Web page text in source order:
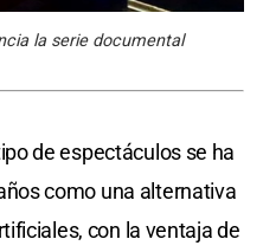
la serie documental
de espectáculos se ha
como una alternativa
con la ventaja de